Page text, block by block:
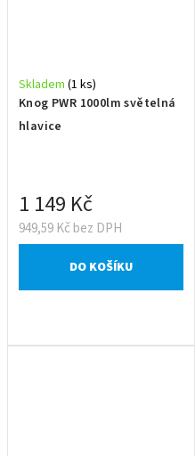
Knog PWR 1000lm světelná
hlavice
Skladem (1 ks)
949,59 Kč bez DPH
1 149 Kč
DO KOŠÍKU